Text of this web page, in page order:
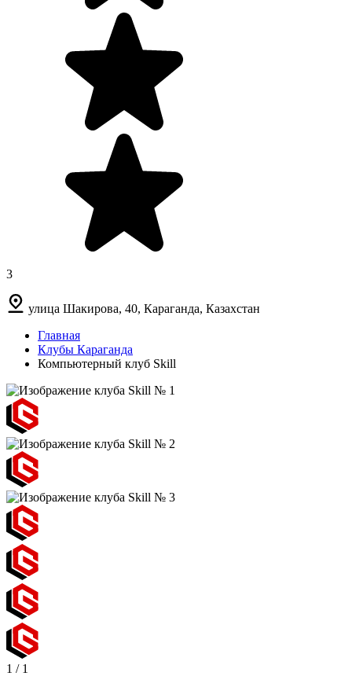
3
улица Шакирова, 40, Караганда, Казахстан
Главная
Клубы Караганда
Компьютерный клуб Skill
1 / 1